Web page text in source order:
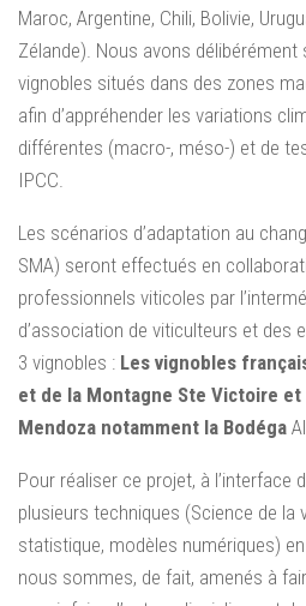
Maroc, Argentine, Chili, Bolivie,
Zélande). Nous avons
vignobles situés dans des zones
afin d’appréhender les variations
différentes (macro-, méso-) et de
IPCC.
Les scénarios d’adaptation au
SMA) seront effectués en
professionnels viticoles par
d’association de viticulteurs et des
3 vignobles : Les vignobles
et de la Montagne Ste Victoire
Mendoza notamment la Bodéga
Pour réaliser ce projet, à l’interface
plusieurs techniques (Science de la
statistique, modèles numériques)
nous sommes, de fait, amenés à